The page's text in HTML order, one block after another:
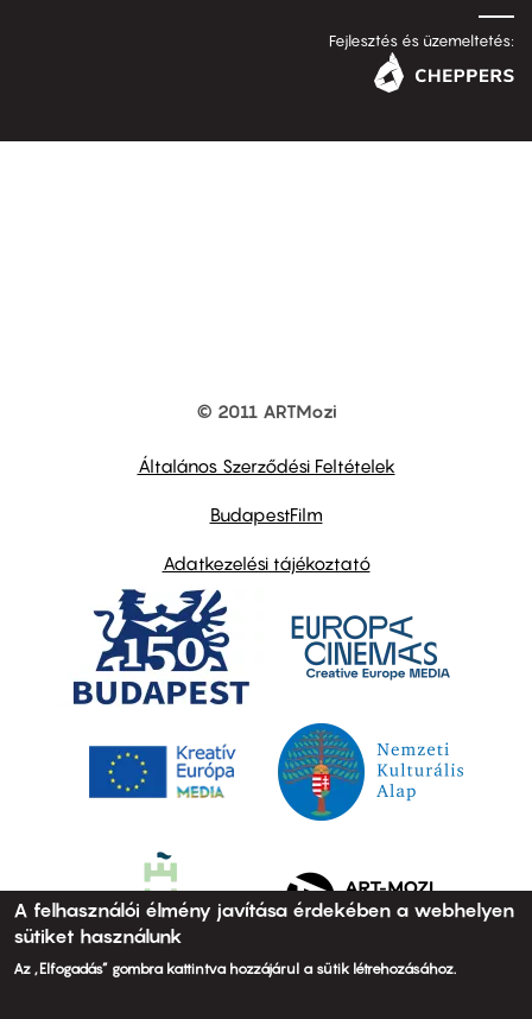
Fejlesztés és üzemeltetés:
© 2011 ARTMozi
Általános Szerződési Feltételek
BudapestFilm
Adatkezelési tájékoztató
A felhasználói élmény javítása érdekében a webhelyen
sütiket használunk
Az „Elfogadás” gombra kattintva hozzájárul a sütik létrehozásához.